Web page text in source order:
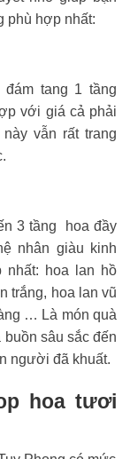
phù hợp nhất:
tang 1 tầng
với giá cả phải
vẫn rất trang
3 tầng hoa đầy
nhân giàu kinh
nhất: hoa lan hồ
trắng, hoa lan vũ
… Là món quà
sâu sắc đến
người đã khuất.
hoa tươi